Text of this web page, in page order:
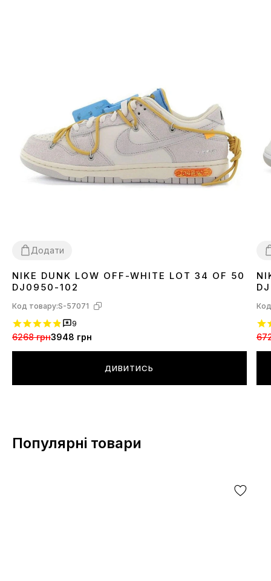
Додати
3637 383940
NIKE DUNK LOW OFF-WHITE LOT 34 OF 50
DJ0950-102
Код товару:S-57071
9
6268 грн3948 грн
ДИВИТИСЬ
Популярні товари